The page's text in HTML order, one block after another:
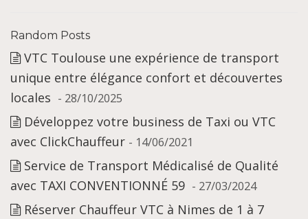
Random Posts
VTC Toulouse une expérience de transport
unique entre élégance confort et découvertes
locales - 28/10/2025
Développez votre business de Taxi ou VTC
avec ClickChauffeur - 14/06/2021
Service de Transport Médicalisé de Qualité
avec TAXI CONVENTIONNÉ 59 - 27/03/2024
Réserver Chauffeur VTC à Nimes de 1 à 7